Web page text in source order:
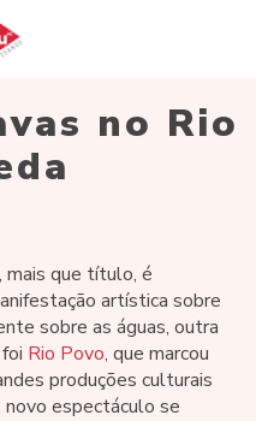
no Rio
mais que título, é
artística sobre
sobre as águas, outra
Rio Povo, que marcou
produções culturais
novo espectáculo se